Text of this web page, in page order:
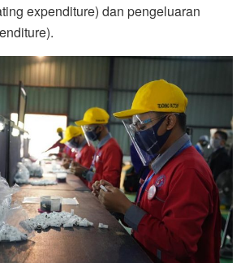
expenditure) dan pengeluaran